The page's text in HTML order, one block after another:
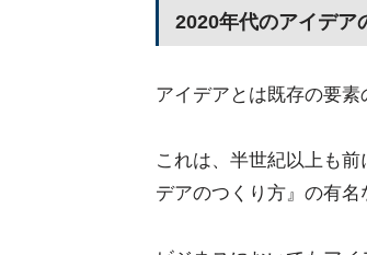
2020年代のアイデア
アイデアとは既存の要
これは、半世紀以上も
デアのつくり方』の有名